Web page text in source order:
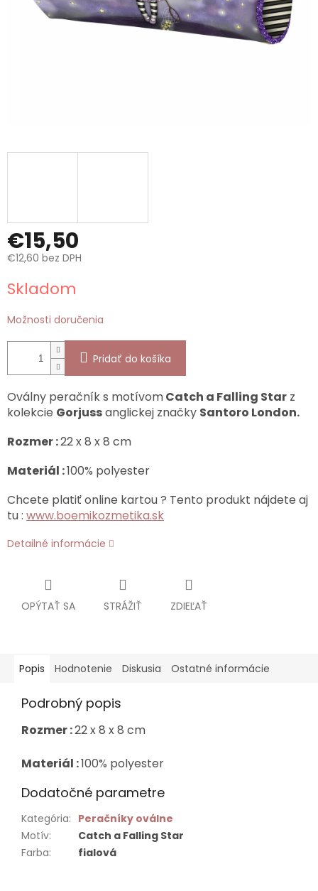
€15,50
€12,60 bez DPH
cena:
Skladom
Možnosti doručenia
Pridať do košíka
Oválny peračník s motívomCatch a Falling Star z
kolekcie Gorjussanglickej značky Santoro London.
Rozmer :22 x 8 x 8 cm
Materiál :100% polyester
Chcete platiť online kartou ? Tento produkt nájdete aj
tu : www.boemikozmetika.sk
Detailné informácie
OPÝTAŤ SA STRÁŽIŤ ZDIEĽAŤ
Popis Hodnotenie Diskusia Ostatné informácie
Podrobný popis
Rozmer :22 x 8 x 8 cm
Materiál :100% polyester
Dodatočné parametre
Kategória: Peračníky oválne
Motív:
Catch a Falling Star
Farba: fialová